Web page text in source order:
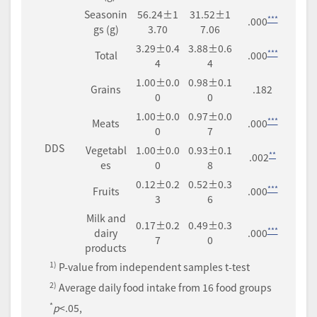
Seasonin
gs (g)
56.24±1
3.70
31.52±1
7.06
.000***
DDS
Total
3.29±0.4
4
3.88±0.6
4
.000***
Grains
1.00±0.0
0
0.98±0.1
0
.182
Meats
1.00±0.0
0
0.97±0.0
7
.000***
Vegetabl
es
1.00±0.0
0
0.93±0.1
8
.002**
Fruits
0.12±0.2
3
0.52±0.3
6
.000***
Milk and
dairy
products
0.17±0.2
7
0.49±0.3
0
.000***
1) P-value from independent samples t-test
2) Average daily food intake from 16 food groups
*p<.05,